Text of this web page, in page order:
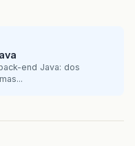
end Java: dos